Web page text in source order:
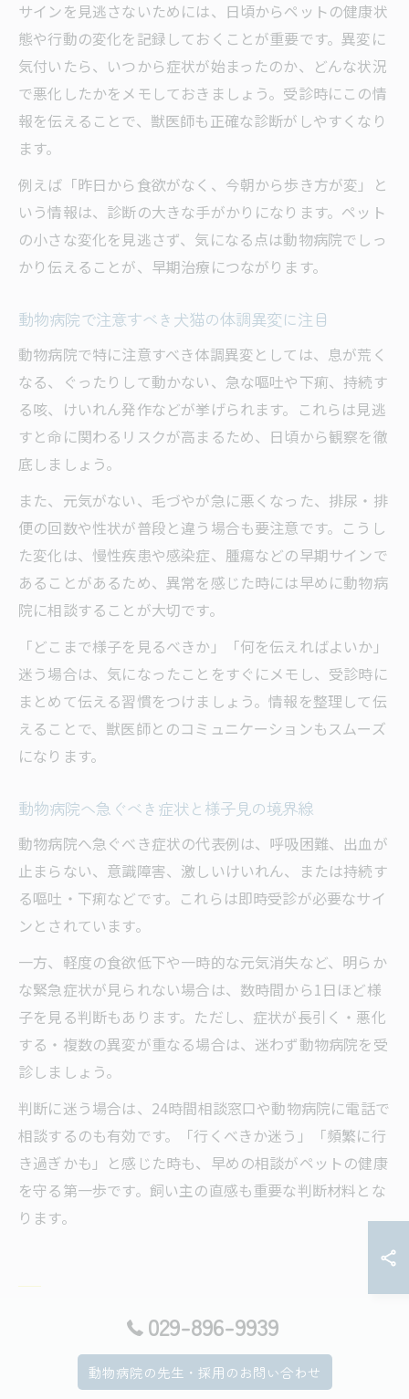
サインを見逃さないためには、日頃からペットの健康状
態や行動の変化を記録しておくことが重要です。異変に
気付いたら、いつから症状が始まったのか、どんな状況
で悪化したかをメモしておきましょう。受診時にこの情
報を伝えることで、獣医師も正確な診断がしやすくなり
ます。
例えば「昨日から食欲がなく、今朝から歩き方が変」と
いう情報は、診断の大きな手がかりになります。ペット
の小さな変化を見逃さず、気になる点は動物病院でしっ
かり伝えることが、早期治療につながります。
動物病院で注意すべき犬猫の体調異変に注目
動物病院で特に注意すべき体調異変としては、息が荒く
なる、ぐったりして動かない、急な嘔吐や下痢、持続す
る咳、けいれん発作などが挙げられます。これらは見逃
すと命に関わるリスクが高まるため、日頃から観察を徹
底しましょう。
また、元気がない、毛づやが急に悪くなった、排尿・排
便の回数や性状が普段と違う場合も要注意です。こうし
た変化は、慢性疾患や感染症、腫瘍などの早期サインで
あることがあるため、異常を感じた時には早めに動物病
院に相談することが大切です。
「どこまで様子を見るべきか」「何を伝えればよいか」
迷う場合は、気になったことをすぐにメモし、受診時に
まとめて伝える習慣をつけましょう。情報を整理して伝
えることで、獣医師とのコミュニケーションもスムーズ
になります。
動物病院へ急ぐべき症状と様子見の境界線
動物病院へ急ぐべき症状の代表例は、呼吸困難、出血が
止まらない、意識障害、激しいけいれん、または持続す
る嘔吐・下痢などです。これらは即時受診が必要なサイ
ンとされています。
一方、軽度の食欲低下や一時的な元気消失など、明らか
な緊急症状が見られない場合は、数時間から1日ほど様
子を見る判断もあります。ただし、症状が長引く・悪化
する・複数の異変が重なる場合は、迷わず動物病院を受
診しましょう。
判断に迷う場合は、24時間相談窓口や動物病院に電話で
相談するのも有効です。「行くべきか迷う」「頻繁に行
き過ぎかも」と感じた時も、早めの相談がペットの健康
を守る第一歩です。飼い主の直感も重要な判断材料とな
ります。
電話相談で得られる動物病院の安心
動物病院の電話相談で受けられるサポート内容
029-896-9939
動物病院の先生・採用のお問い合わせ